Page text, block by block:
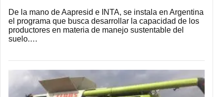
De la mano de Aapresid e INTA, se instala en Argentina
el programa que busca desarrollar la capacidad de los
productores en materia de manejo sustentable del
suelo.…